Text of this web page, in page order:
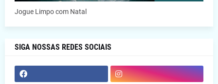
Jogue Limpo com Natal
SIGA NOSSAS REDES SOCIAIS